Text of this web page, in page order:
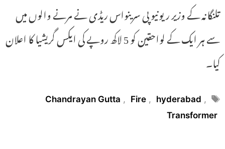
تلنگانہ کے وزیر ریونیو پی سرینواس ریڈی نے مرنے والوں میں
سے ہر ایک کے لواحقین کو 5 لاکھ روپے کی ایکس گریشیا کا اعلان
کیا۔
Tags
Chandrayan Gutta , Fire , hyderabad ,
Transformer